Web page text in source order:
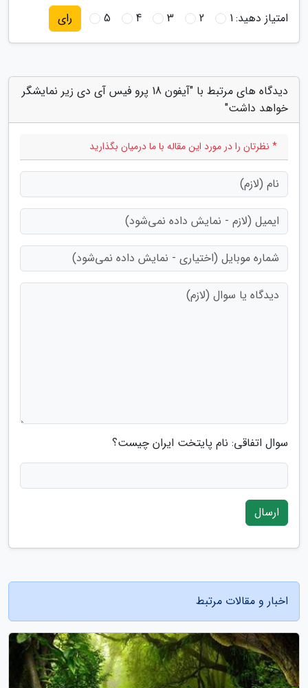
امتیاز دهید:1
2
3
4
5 رای
دیدگاه های مرتبط با "آیفون 18 پرو فیس آی دی زیر نمایشگر
خواهد داشت"
* نظرتان را در مورد این مقاله با ما درمیان بگذارید
سوال اتفاقی: نام پایتخت ایران چیست؟
ارسال
اخبار و مقالات مرتبط